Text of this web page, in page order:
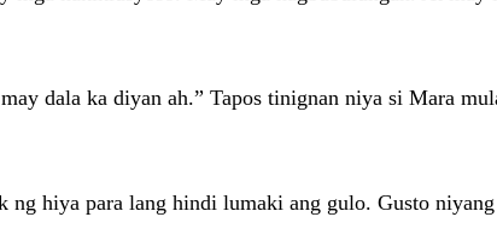
dala ka diyan ah.” Tapos tinignan niya si Mara
hiya para lang hindi lumaki ang gulo. Gusto